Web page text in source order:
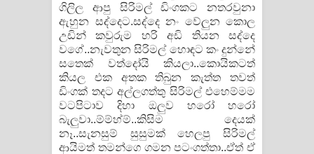
ගිලිල ආපු සිරිමල් ඩිංගකට නතරවුනා
ඇහුන සද්දෙට.සද්දෙ නං වේලුන කොල
උඩින් කවුරුම හරි අඩි තියන සද්දෙ
වගේ..නැවතුන සිරිමල් හොඳට කං දුන්නේ
සතෙක් වත්දෝයි කියලා..කොයිකටත්
කියල එක අතක තිබුන කැත්ත තවත්
ඩිංගක් තදට අල්ලගත්තු සිරිමල් එහෙම්මම
වටපිටාව දිහා ඔලුව හරෝ හරෝ
බැලුවා..ම්ම්හ්ම්..කිසිම දෙයක්
නෑ..සැනසුම් සුසුමක් හෙලපු සිරිමල්
ආයිමත් තමන්ගෙ ගමන පටංගත්තා..ඒත් ඒ